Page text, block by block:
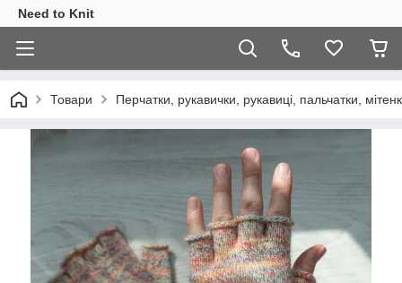
Need to Knit
Товари Перчатки, рукавички, рукавиці, пальчатки,